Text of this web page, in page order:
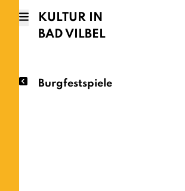
KULTUR IN
BAD VILBEL
Burgfestspiele